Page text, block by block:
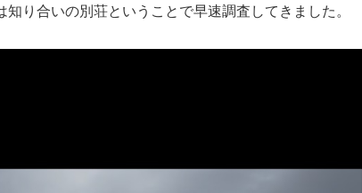
り合いの別荘ということで早速調査してきました。